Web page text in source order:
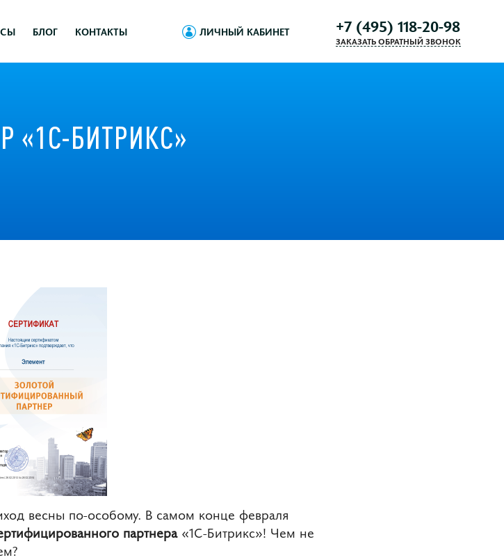
БЛОГ КОНТАКТЫ ЛИЧНЫЙ КАБИНЕТ +7 (495) 118-20-98
ЗАКАЗАТЬ ОБРАТНЫЙ ЗВОНОК
«1С-БИТРИКС»
весны по-особому. В самом конце февраля
партнера«1С-Битрикс»! Чем не